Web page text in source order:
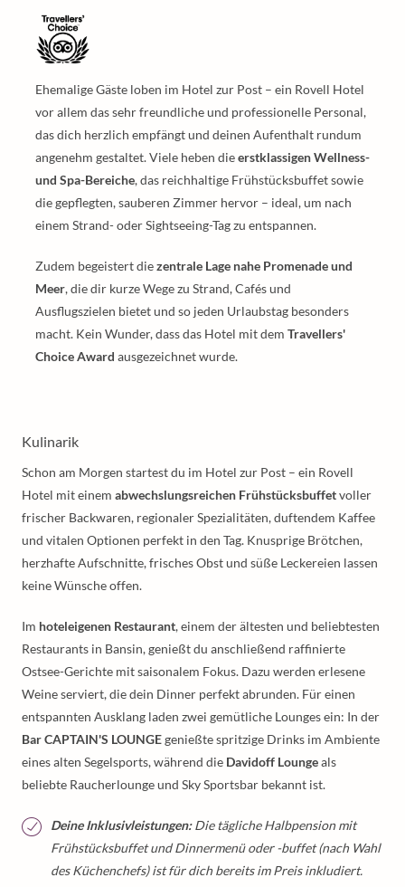
Ehemalige Gäste loben im Hotel zur Post – ein Rovell Hotel
vor allem das sehr freundliche und professionelle Personal,
das dich herzlich empfängt und deinen Aufenthalt rundum
angenehm gestaltet. Viele heben dieerstklassigen Wellness-
und Spa-Bereiche, das reichhaltige Frühstücksbuffet sowie
die gepflegten, sauberen Zimmer hervor – ideal, um nach
einem Strand- oder Sightseeing-Tag zu entspannen.
Zudem begeistert diezentrale Lage nahe Promenade und
Meer, die dir kurze Wege zu Strand, Cafés und
Ausflugszielen bietet und so jeden Urlaubstag besonders
macht. Kein Wunder, dass das Hotel mit dem Travellers'
Choice Award ausgezeichnet wurde.
Kulinarik
Schon am Morgen startest du im Hotel zur Post – ein Rovell
Hotel mit einem abwechslungsreichen Frühstücksbuffetvoller
frischer Backwaren, regionaler Spezialitäten, duftendem Kaffee
und vitalen Optionen perfekt in den Tag. Knusprige Brötchen,
herzhafte Aufschnitte, frisches Obst und süße Leckereien lassen
keine Wünsche offen.
Im hoteleigenen Restaurant, einem der ältesten und beliebtesten
Restaurants in Bansin, genießt du anschließend raffinierte
Ostsee-Gerichte mit saisonalem Fokus. Dazu werden erlesene
Weine serviert, die dein Dinner perfekt abrunden. Für einen
entspannten Ausklang laden zwei gemütliche Lounges ein: In der
Bar CAPTAIN'S LOUNGEgenießte spritzige Drinks im Ambiente
eines alten Segelsports, während die Davidoff Loungeals
beliebte Raucherlounge und Sky Sportsbar bekannt ist.
Deine Inklusivleistungen:Die tägliche Halbpension mit
Frühstücksbuffet und Dinnermenü oder -buffet (nach Wahl
des Küchenchefs) ist für dich bereits im Preis inkludiert.